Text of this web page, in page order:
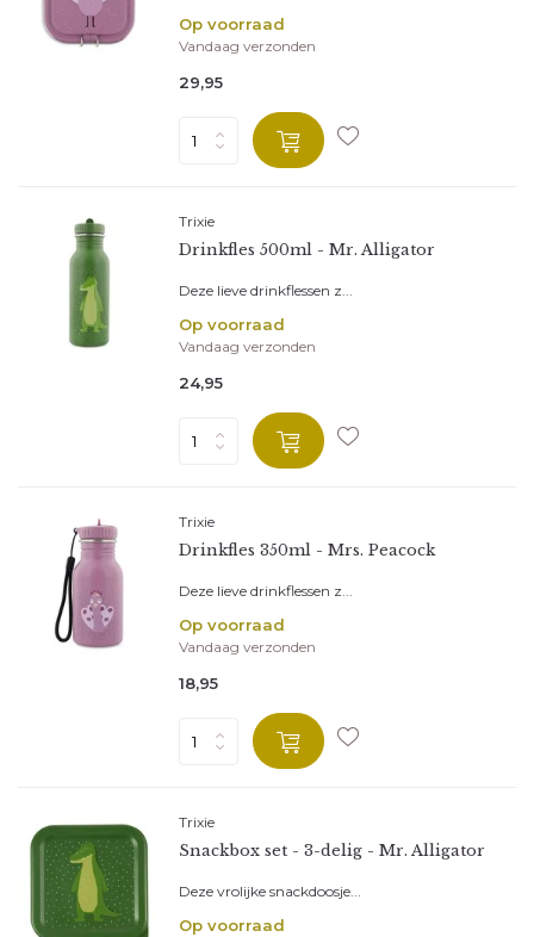
Op voorraad
Vandaag verzonden
29,95
Trixie
Drinkfles 500ml - Mr. Alligator
Deze lieve drinkflessen z...
Op voorraad
Vandaag verzonden
24,95
Trixie
Drinkfles 350ml - Mrs. Peacock
Deze lieve drinkflessen z...
Op voorraad
Vandaag verzonden
18,95
Trixie
Snackbox set - 3-delig - Mr. Alligator
Deze vrolijke snackdoosje...
Op voorraad